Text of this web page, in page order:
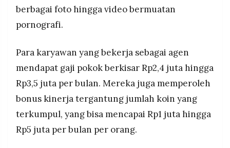
berbagai foto hingga video bermuatan
pornografi.
Para karyawan yang bekerja sebagai agen
mendapat gaji pokok berkisar Rp2,4 juta hingga
Rp3,5 juta per bulan. Mereka juga memperoleh
bonus kinerja tergantung jumlah koin yang
terkumpul, yang bisa mencapai Rp1 juta hingga
Rp5 juta per bulan per orang.